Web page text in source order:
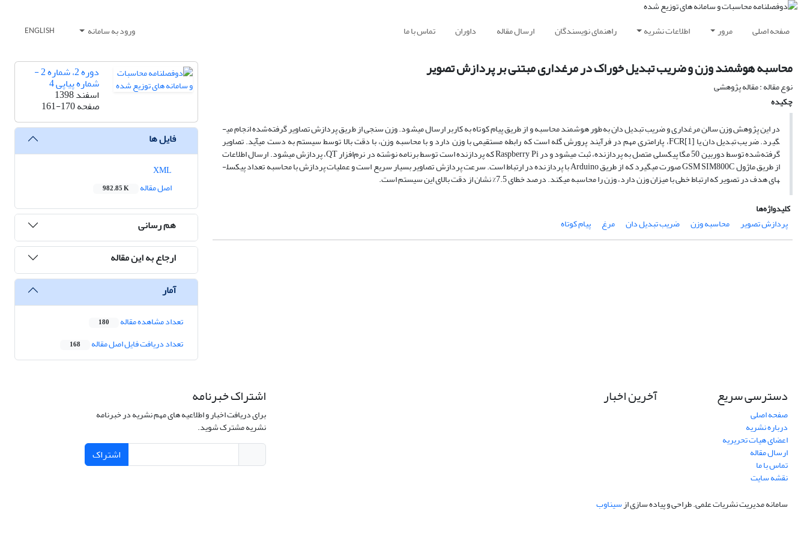
صفحه اصلی مرور اطلاعات نشریه راهنمای نویسندگان ارسال مقاله داوران تماس با ما ورود به سامانه ENGLISH
محاسبه هوشمند وزن و ضریب تبدیل خوراک در مرغداری مبتنی بر پردازش تصویر
نوع مقاله : مقاله پژوهشی
چکیده
در این پژوهش وزن سالن مرغداری و ضریب تبدیل دان به‌طور هوشمند محاسبه و از طریق پیام کوتاه به کاربر ارسال می­شود. وزن سنجی از طریق پردازش تصاویر گرفته‌شده انجام می­
گیرد. ضریب تبدیل دان یا FCR[1]، پارامتری مهم در فرآیند پرورش گله است که رابطه مستقیمی با وزن دارد و با محاسبه وزن، با دقت بالا توسط سیستم به دست می­آید. تصاویر
گرفته‌شده توسط دوربین 50 مگا پیکسلی متصل به پردازنده، ثبت می­شود و در Raspberry Pi که پردازنده است توسط برنامه نوشته در نرم‌افزار QT، پردازش می­شود. ارسال اطلاعات
از طریق ماژول GSM SIM800C صورت می­گیرد که از طریق Arduino با پردازنده در ارتباط است. سرعت پردازش تصاویر بسیار سریع است و عملیات پردازش با محاسبه تعداد پیکسل­
های هدف در تصویر که ارتباط خطی با میزان وزن دارد، وزن را محاسبه می­کند. درصد خطای 7.5% نشان از دقت بالای این سیستم است.
کلیدواژه‌ها
پردازش تصویر
محاسبه وزن ضریب تبدیل دان مرغ پیام کوتاه
دوره 2، شماره 2 -
شماره پیاپی 4
اسفند 1398
صفحه161-170
فایل ها
اصل مقاله
982.85 K
هم رسانی
ارجاع به این مقاله
آمار
تعداد مشاهده مقاله 180
تعداد دریافت فایل اصل مقاله 168
دسترسی سریع
صفحه اصلی
درباره نشریه
اعضای هیات تحریریه
ارسال مقاله
تماس با ما
نقشه سایت
آخرین اخبار اشتراک خبرنامه
برای دریافت اخبار و اطلاعیه های مهم نشریه در خبرنامه
نشریه مشترک شوید.
اشتراک
سامانه مدیریت نشریات علمی.طراحی و پیاده سازی ازسیناوب